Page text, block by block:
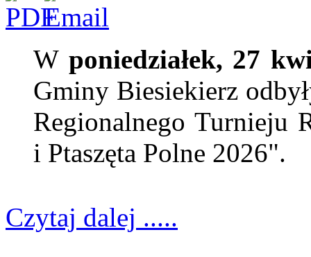
W poniedziałek, 27
Gminy Biesiekierz
Regionalnego Turnieju
i Ptaszęta Polne 2026".
Czytaj dalej .....